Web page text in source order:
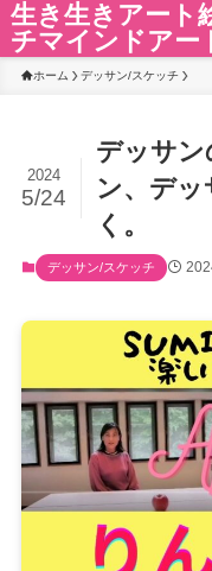
生き生きアート
チマインドアー
ホーム デッサン/スケッチ
デッサン
ン、デ
く。
2024
5/24
デッサン/スケッチ